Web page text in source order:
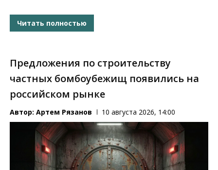
Читать полностью
Предложения по строительству
частных бомбоубежищ появились на
российском рынке
Автор: Артем Рязанов 10 августа 2026, 14:00